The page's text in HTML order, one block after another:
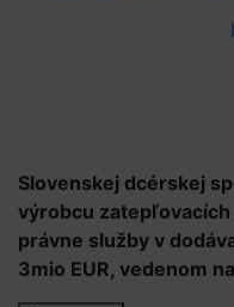
Slovenskej dcérskej
výrobcu
právne služby v
3mio EUR, vedenom